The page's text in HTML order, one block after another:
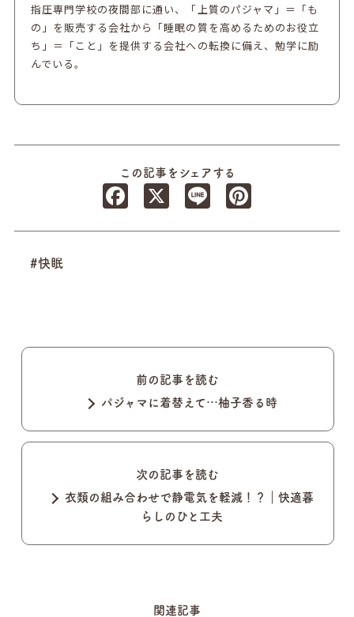
指圧専門学校の夜間部に通い、「上質のパジャマ」＝「も
の」を販売する会社から「睡眠の質を高めるためのお役立
ち」＝「こと」を提供する会社への転換に備え、勉学に励
んでいる。
この記事をシェアする
Facebook
Line
#快眠
前の記事を読む
パジャマに着替えて…柚子香る時
次の記事を読む
衣類の組み合わせで静電気を軽減！？｜快適暮
らしのひと工夫
関連記事